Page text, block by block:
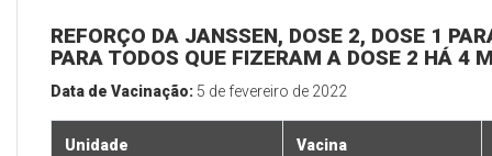
REFORÇO DA JANSSEN, DOSE 2, DOSE 1
PARA TODOS QUE FIZERAM A DOSE 2 HÁ 4
Data de Vacinação: 5 de fevereiro de 2022
Unidade Vacina